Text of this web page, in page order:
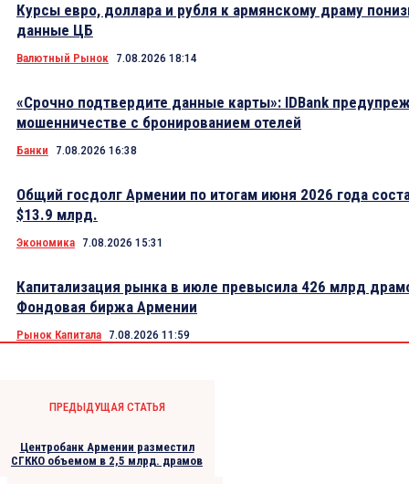
Курсы евро, доллара и рубля к армянскому драму
данные ЦБ
Валютный Рынок 7.08.2026 18:14
«Срочно подтвердите данные карты»: IDBank
мошенничестве с бронированием отелей
Банки 7.08.2026 16:38
Общий госдолг Армении по итогам июня 2026 года
$13.9 млрд.
Экономика 7.08.2026 15:31
Капитализация рынка в июле превысила 426 млрд
Фондовая биржа Армении
Рынок Капитала 7.08.2026 11:59
ПРЕДЫДУЩАЯ СТАТЬЯ
Центробанк Армении разместил
СГККО объемом в 2,5 млрд. драмов